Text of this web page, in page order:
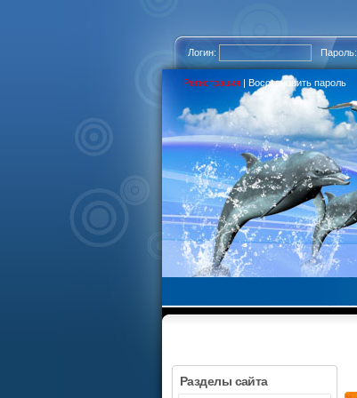
Логин: Пароль:
Регистрация | Восстановить пароль
Разделы сайта